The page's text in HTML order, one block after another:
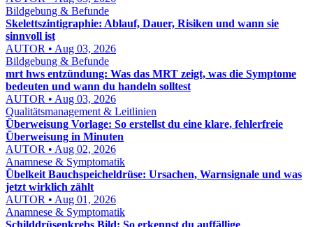
Bildgebung & Befunde
Skelettszintigraphie: Ablauf, Dauer, Risiken und wann sie
sinnvoll ist
AUTOR • Aug 03, 2026
Bildgebung & Befunde
mrt hws entzündung: Was das MRT zeigt, was die Symptome
bedeuten und wann du handeln solltest
AUTOR • Aug 03, 2026
Qualitätsmanagement & Leitlinien
Überweisung Vorlage: So erstellst du eine klare, fehlerfreie
Überweisung in Minuten
AUTOR • Aug 02, 2026
Anamnese & Symptomatik
Übelkeit Bauchspeicheldrüse: Ursachen, Warnsignale und was
jetzt wirklich zählt
AUTOR • Aug 01, 2026
Anamnese & Symptomatik
Schilddrüsenkrebs Bild: So erkennst du auffällige